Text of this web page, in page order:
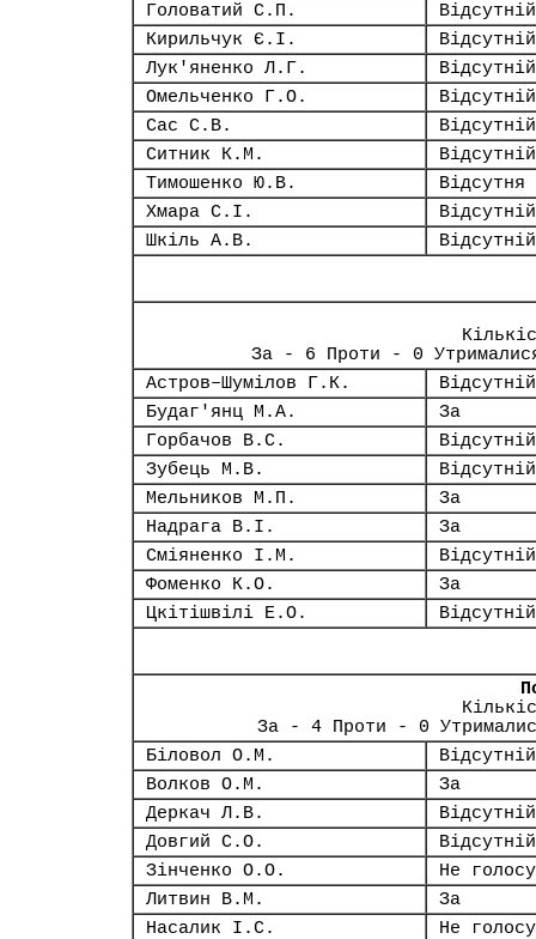
Головатий С.П.
Відсутній
Кирильчук Є.І.
Відсутній
Лук'яненко Л.Г.
Відсутній
Омельченко Г.О.
Відсутній
Сас С.В.
Відсутній
Ситник К.М.
Відсутній
Тимошенко Ю.В.
Відсутня
Хмара С.І.
Відсутній
Шкіль А.В.
Відсутній
За - 6 Проти - 0
Астров–Шумілов Г.К.
Відсутній
Будаг'янц М.А.
За
Горбачов В.С.
Відсутній
Зубець М.В.
Відсутній
Мельников М.П.
За
Надрага В.І.
За
Сміяненко І.М.
Відсутній
Фоменко К.О.
За
Цкітішвілі Е.О.
Відсутній
За - 4 Проти - 0
Біловол О.М.
Відсутній
Волков О.М.
За
Деркач Л.В.
Відсутній
Довгий С.О.
Відсутній
Зінченко О.О.
Не
Литвин В.М.
За
Насалик І.С.
Не